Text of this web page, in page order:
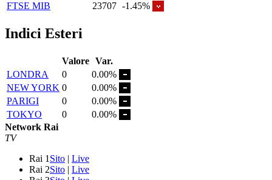
FTSE MIB
23707 -1.45%
Indici Esteri
Valore Var.
LONDRA
0
0.00%
NEW YORK 0
0.00%
PARIGI
0
0.00%
TOKYO
0
0.00%
Network Rai
TV
Rai 1 Sito | Live
Rai 2Sito | Live